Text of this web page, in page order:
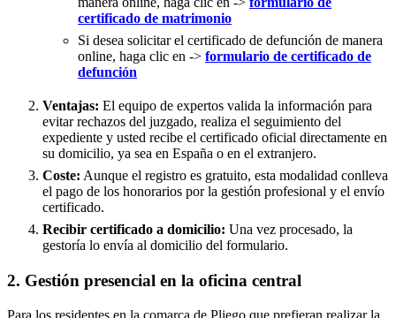
certificado de matrimonio
Si desea solicitar el certificado de defunción de manera
online, haga clic en -> formulario de certificado de
defunción
Ventajas: El equipo de expertos valida la información para
evitar rechazos del juzgado, realiza el seguimiento del
expediente y usted recibe el certificado oficial directamente en
su domicilio, ya sea en España o en el extranjero.
Coste: Aunque el registro es gratuito, esta modalidad conlleva
el pago de los honorarios por la gestión profesional y el envío
certificado.
Recibir certificado a domicilio: Una vez procesado, la
gestoría lo envía al domicilio del formulario.
2. Gestión presencial en la oficina central
Para los residentes en la comarca de Pliego que prefieran realizar la